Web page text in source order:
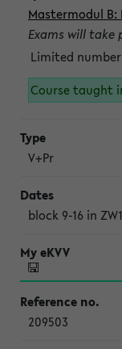
Mastermodul
Exams will take
Limited
Course taught
V+Pr
block 9-16 in
209503